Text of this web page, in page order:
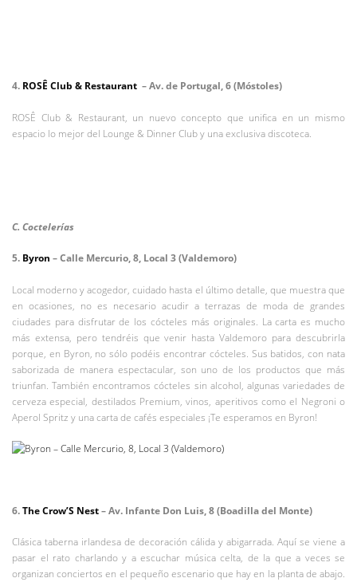
4. ROSÊ Club & Restaurant – Av. de Portugal, 6 (Móstoles)
ROSÊ Club & Restaurant, un nuevo concepto que unifica en un mismo
espacio lo mejor del Lounge & Dinner Club y una exclusiva discoteca.
C. Coctelerías
5. Byron – Calle Mercurio, 8, Local 3 (Valdemoro)
Local moderno y acogedor, cuidado hasta el último detalle, que muestra que
en ocasiones, no es necesario acudir a terrazas de moda de grandes
ciudades para disfrutar de los cócteles más originales. La carta es mucho
más extensa, pero tendréis que venir hasta Valdemoro para descubrirla
porque, en Byron, no sólo podéis encontrar cócteles. Sus batidos, con nata
saborizada de manera espectacular, son uno de los productos que más
triunfan. También encontramos cócteles sin alcohol, algunas variedades de
cerveza especial, destilados Premium, vinos, aperitivos como el Negroni o
Aperol Spritz y una carta de cafés especiales ¡Te esperamos en Byron!
6.The Crow’S Nest– Av. Infante Don Luis, 8 (Boadilla del Monte)
Clásica taberna irlandesa de decoración cálida y abigarrada. Aquí se viene a
pasar el rato charlando y a escuchar música celta, de la que a veces se
organizan conciertos en el pequeño escenario que hay en la planta de abajo.